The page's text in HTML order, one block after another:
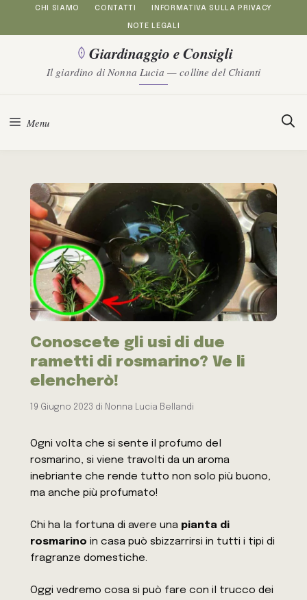
al
contenuto
CHI SIAMO CONTATTI INFORMATIVA SULLA PRIVACY
NOTE LEGALI
Giardinaggio e Consigli
Il giardino di Nonna Lucia — colline del Chianti
Menu
Conoscete gli usi di due
rametti di rosmarino? Ve li
elencherò!
19 Giugno 2023 di Nonna Lucia Bellandi
Ogni volta che si sente il profumo del
rosmarino, si viene travolti da un aroma
inebriante che rende tutto non solo più buono,
ma anche più profumato!
Chi ha la fortuna di avere una pianta di
rosmarino in casa può sbizzarrirsi in tutti i tipi di
fragranze domestiche.
Oggi vedremo cosa si può fare con il trucco dei